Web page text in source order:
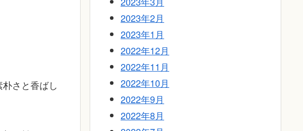
さと香ばし
2023年2月
2023年1月
2022年12月
2022年11月
2022年10月
2022年9月
2022年8月